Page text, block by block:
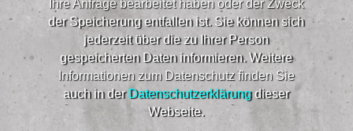
Ihre Anfrage bearbeitet haben oder der Zweck
der Speicherung entfallen ist. Sie können sich
jederzeit über die zu Ihrer Person
gespeicherten Daten informieren. Weitere
Informationen zum Datenschutz finden Sie
auch in derDatenschutzerklärungdieser
Webseite.​